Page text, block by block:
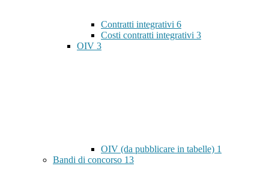
Contratti integrativi 6
Costi contratti integrativi 3
OIV 3
OIV (da pubblicare in tabelle) 1
Bandi di concorso 13